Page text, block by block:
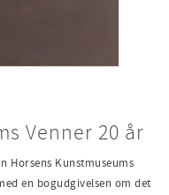
Venner 20 år
Horsens Kunstmuseums
en bogudgivelsen om det